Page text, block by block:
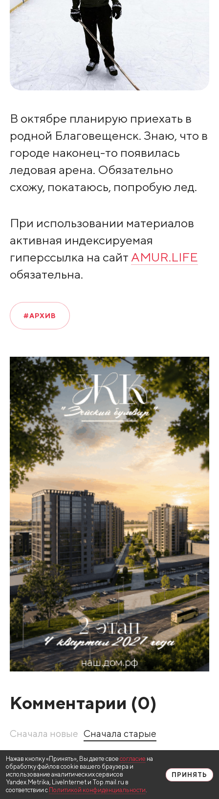
В октябре планирую приехать в
родной Благовещенск. Знаю, что в
городе наконец-то появилась
ледовая арена. Обязательно
схожу, покатаюсь, попробую лед.
При использовании материалов
активная индексируемая
гиперссылка на сайт AMUR.LIFE
обязательна.
#АРХИВ
Комментарии (0)
Сначала новые Сначала старые
Все подряд
Нажав кнопку «Принять», Вы даете свое согласие на
обработку файлов cookie вашего браузера и
использование аналитических сервисов
Yandex.Metrika, LiveInternet и Top.mail.ru в
соответствии с Политикой конфиденциальности.
ПРИНЯТЬ